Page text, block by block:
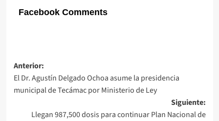
Facebook Comments
Navegación
de
entradas
Anterior:
El Dr. Agustín Delgado Ochoa asume la presidencia
municipal de Tecámac por Ministerio de Ley
Siguiente:
Llegan 987,500 dosis para continuar Plan Nacional de